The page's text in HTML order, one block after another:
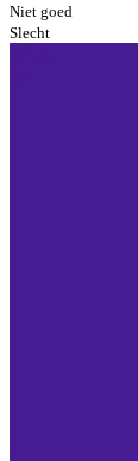
Niet goed
Slecht